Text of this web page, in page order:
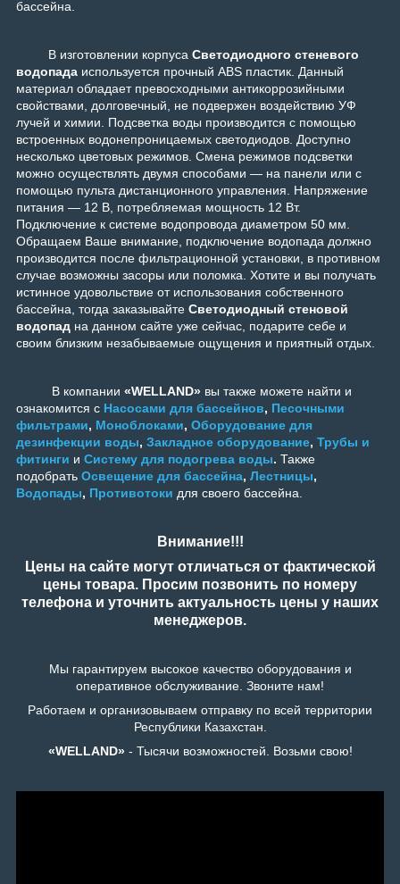
бассейна.
В изготовлении корпуса Светодиодного стеневого
водопада используется прочный ABS пластик. Данный
материал обладает превосходными антикоррозийными
свойствами, долговечный, не подвержен воздействию УФ
лучей и химии. Подсветка воды производится с помощью
встроенных водонепроницаемых светодиодов. Доступно
несколько цветовых режимов. Смена режимов подсветки
можно осуществлять двумя способами — на панели или с
помощью пульта дистанционного управления. Напряжение
питания — 12 В, потребляемая мощность 12 Вт.
Подключение к системе водопровода диаметром 50 мм.
Обращаем Ваше внимание, подключение водопада должно
производится после фильтрационной установки, в противном
случае возможны засоры или поломка. Хотите и вы получать
истинное удовольствие от использования собственного
бассейна, тогда заказывайте Светодиодный стеновой
водопад на данном сайте уже сейчас, подарите себе и
своим близким незабываемые ощущения и приятный отдых.
В компании «WELLAND» вы также можете найти и
ознакомится с Насосами для бассейнов, Песочными
фильтрами, Моноблоками, Оборудование для
дезинфекции воды, Закладное оборудование, Трубы и
фитинги и Систему для подогрева воды. Также
подобрать Освещение для бассейна, Лестницы,
Водопады, Противотоки для своего бассейна.
Внимание!!!
Цены на сайте могут отличаться от фактической
цены товара. Просим позвонить по номеру
телефона и уточнить актуальность цены у наших
менеджеров.
Мы гарантируем высокое качество оборудования и
оперативное обслуживание. Звоните нам!
Работаем и организовываем отправку по всей территории
Республики Казахстан.
«WELLAND»- Тысячи возможностей. Возьми свою!